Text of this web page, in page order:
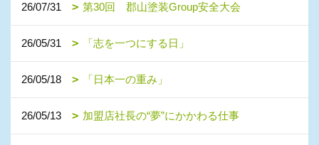
26/07/31 第30回 郡山塗装Group安全大会
26/05/31 「志を一つにする日」
26/05/18 「日本一の重み」
26/05/13 加盟店社長の“夢”にかかわる仕事